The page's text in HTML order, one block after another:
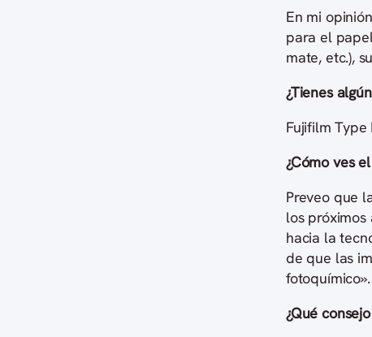
En mi
para el
mate, etc.),
¿Tienes
Fujifilm Type
¿Cómo ves
Preveo que
los
hacia la
de que las
fotoquímico».
¿Qué